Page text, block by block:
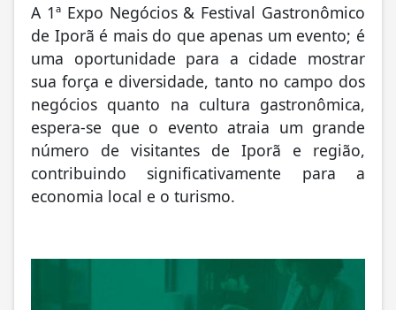
A 1ª Expo Negócios & Festival Gastronômico
de Iporã é mais do que apenas um evento; é
uma oportunidade para a cidade mostrar
sua força e diversidade, tanto no campo dos
negócios quanto na cultura gastronômica,
espera-se que o evento atraia um grande
número de visitantes de Iporã e região,
contribuindo significativamente para a
economia local e o turismo.